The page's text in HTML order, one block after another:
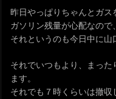
昨日やっぱりちゃんとガス
ガソリン残量が心配なので
それというのも今日中に山
それでいつもより、まっ
ます。
それでも７時くらいは撤